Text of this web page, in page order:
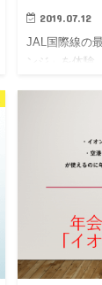
2019.07.12
JAL国際線の
ンジ」を体験
ンバー、靴